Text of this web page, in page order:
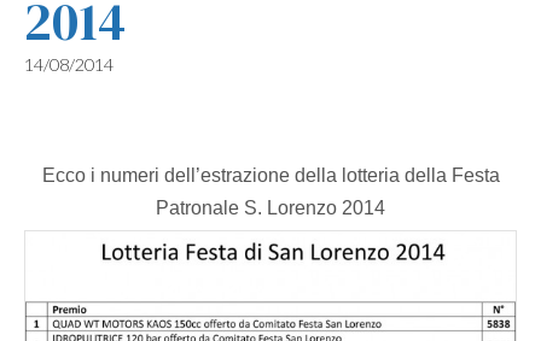
2014
14/08/2014
Ecco i numeri dell’estrazione della lotteria della Festa
Patronale S. Lorenzo 2014